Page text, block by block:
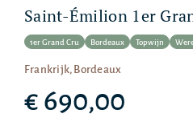
Saint-Émilion 1er
1er Grand Cru Bordeaux Topwijn
Frankrijk, Bordeaux
€ 690,00